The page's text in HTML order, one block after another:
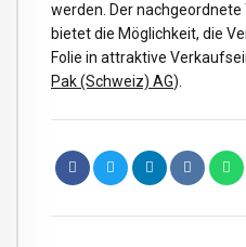
werden. Der nachgeordnete
bietet die Möglichkeit, die
Folie in attraktive
Pak (Schweiz) AG).